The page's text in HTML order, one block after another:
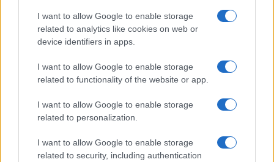
I want to allow Google to enable storage
related to analytics like cookies on web or
device identifiers in apps.
I want to allow Google to enable storage
related to functionality of the website or app.
I want to allow Google to enable storage
related to personalization.
I want to allow Google to enable storage
related to security, including authentication
I nostri cari
Giovannimaria Cabras